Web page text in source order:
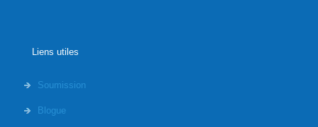
Liens utiles
Soumission
Blogue